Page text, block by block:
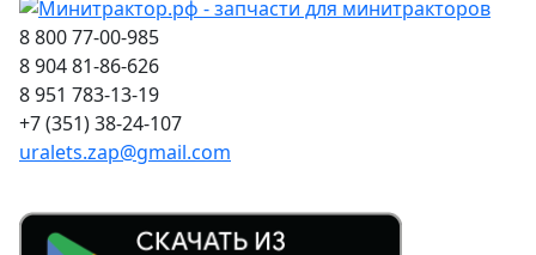
8 800 77-00-985
8 904 81-86-626
8 951 783-13-19
+7 (351) 38-24-107
uralets.zap@gmail.com